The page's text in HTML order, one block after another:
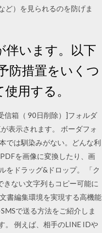
ど）を見られるのを防げま
伴います。以下
防措置をいくつ
用する。
信箱（ 90日削除）]フォルダ
表示されます。 ボーダフォ
では馴染みがない。どんな利
を画像に変換したり、画
をドラッグ&ドロップ。 「ク
ない文字列もコピー可能に
書編集環境を実現する高機能
で送る方法をご紹介しま
。 例えば、相手のLINE IDや